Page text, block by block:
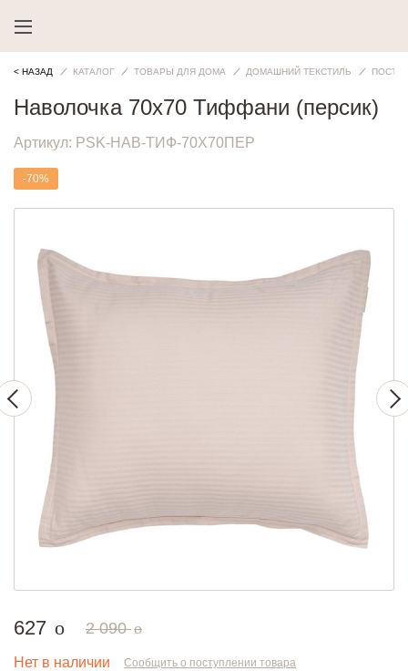
< НАЗАД КАТАЛОГ ТОВАРЫ ДЛЯ ДОМА ДОМАШНИЙ ТЕКСТИЛЬ
Наволочка 70х70 Тиффани (персик)
Артикул: PSK-НАВ-ТИФ-70Х70ПЕР
-70%
627 руб.
o 2 090руб.
o
Нет в наличии Сообщить о поступлении товара